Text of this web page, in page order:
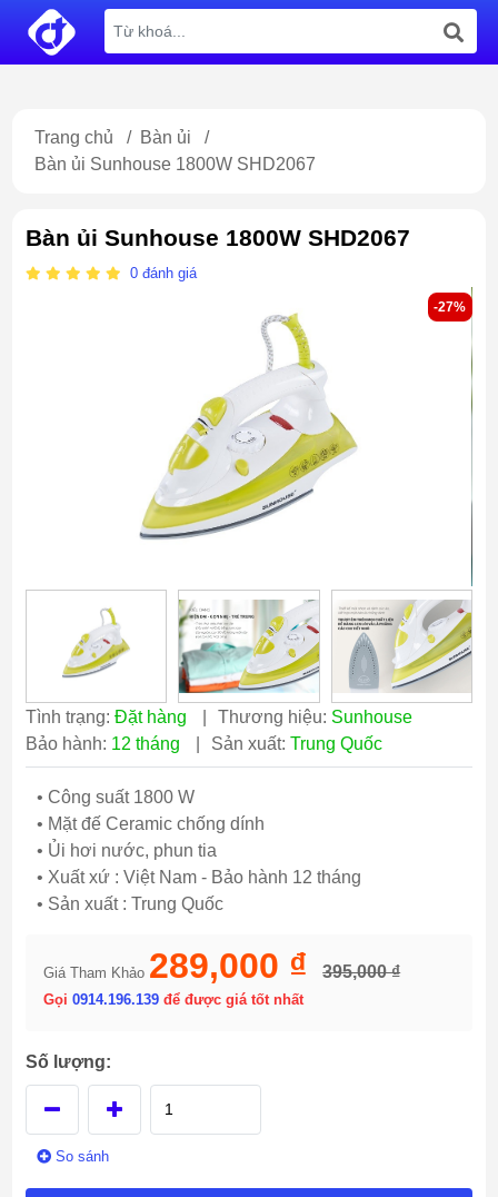
Trang chủ / Bàn ủi
/
Bàn ủi Sunhouse 1800W SHD2067
Bàn ủi Sunhouse 1800W SHD2067
0đánh giá
-27%
Tình trạng:Đặt hàng Thương hiệu: Sunhouse
Bảo hành: 12 tháng Sản xuất:Trung Quốc
• Công suất 1800 W
• Mặt đế Ceramic chống dính
• Ủi hơi nước, phun tia
• Xuất xứ : Việt Nam - Bảo hành 12 tháng
• Sản xuất : Trung Quốc
Giá Tham Khảo 289,000 ₫ 395,000 ₫
Gọi0914.196.139để được giá tốt nhất
Số lượng:
So sánh